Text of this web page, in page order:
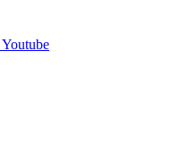
Youtube